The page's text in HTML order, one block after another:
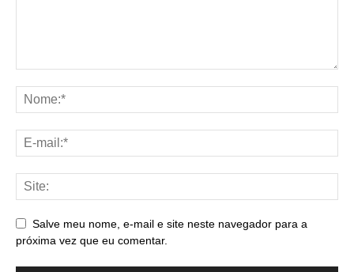
Salve meu nome, e-mail e site neste navegador para a
próxima vez que eu comentar.